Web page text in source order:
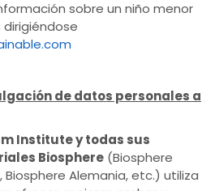
sobre un niño menor
de datos personales a
Institute y todas sus
Biosphere (Biosphere
Biosphere Alemania, etc.) utiliza